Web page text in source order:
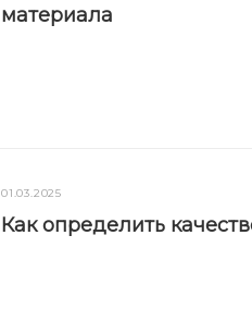
материала
01.03.2025
Как определить